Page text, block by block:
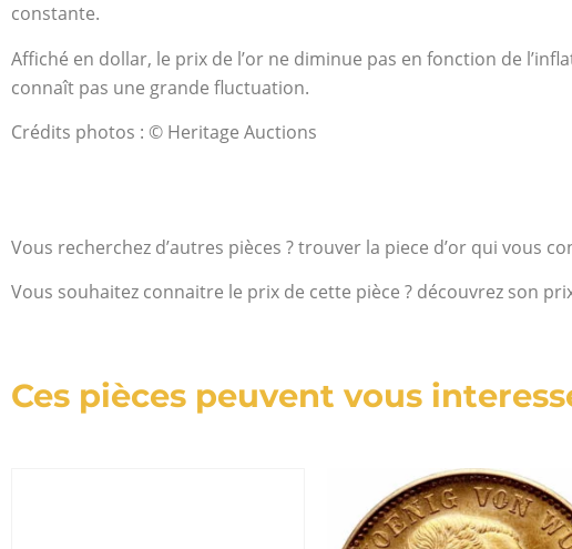
constante.
Affiché en dollar, le prix de l’or ne diminue pas en fonction de
connaît pas une grande fluctuation.
Crédits photos : © Heritage Auctions
Vous recherchez d’autres pièces ? trouver la piece d’or qui vous
Vous souhaitez connaitre le prix de cette pièce ? découvrez son
Ces pièces peuvent vous